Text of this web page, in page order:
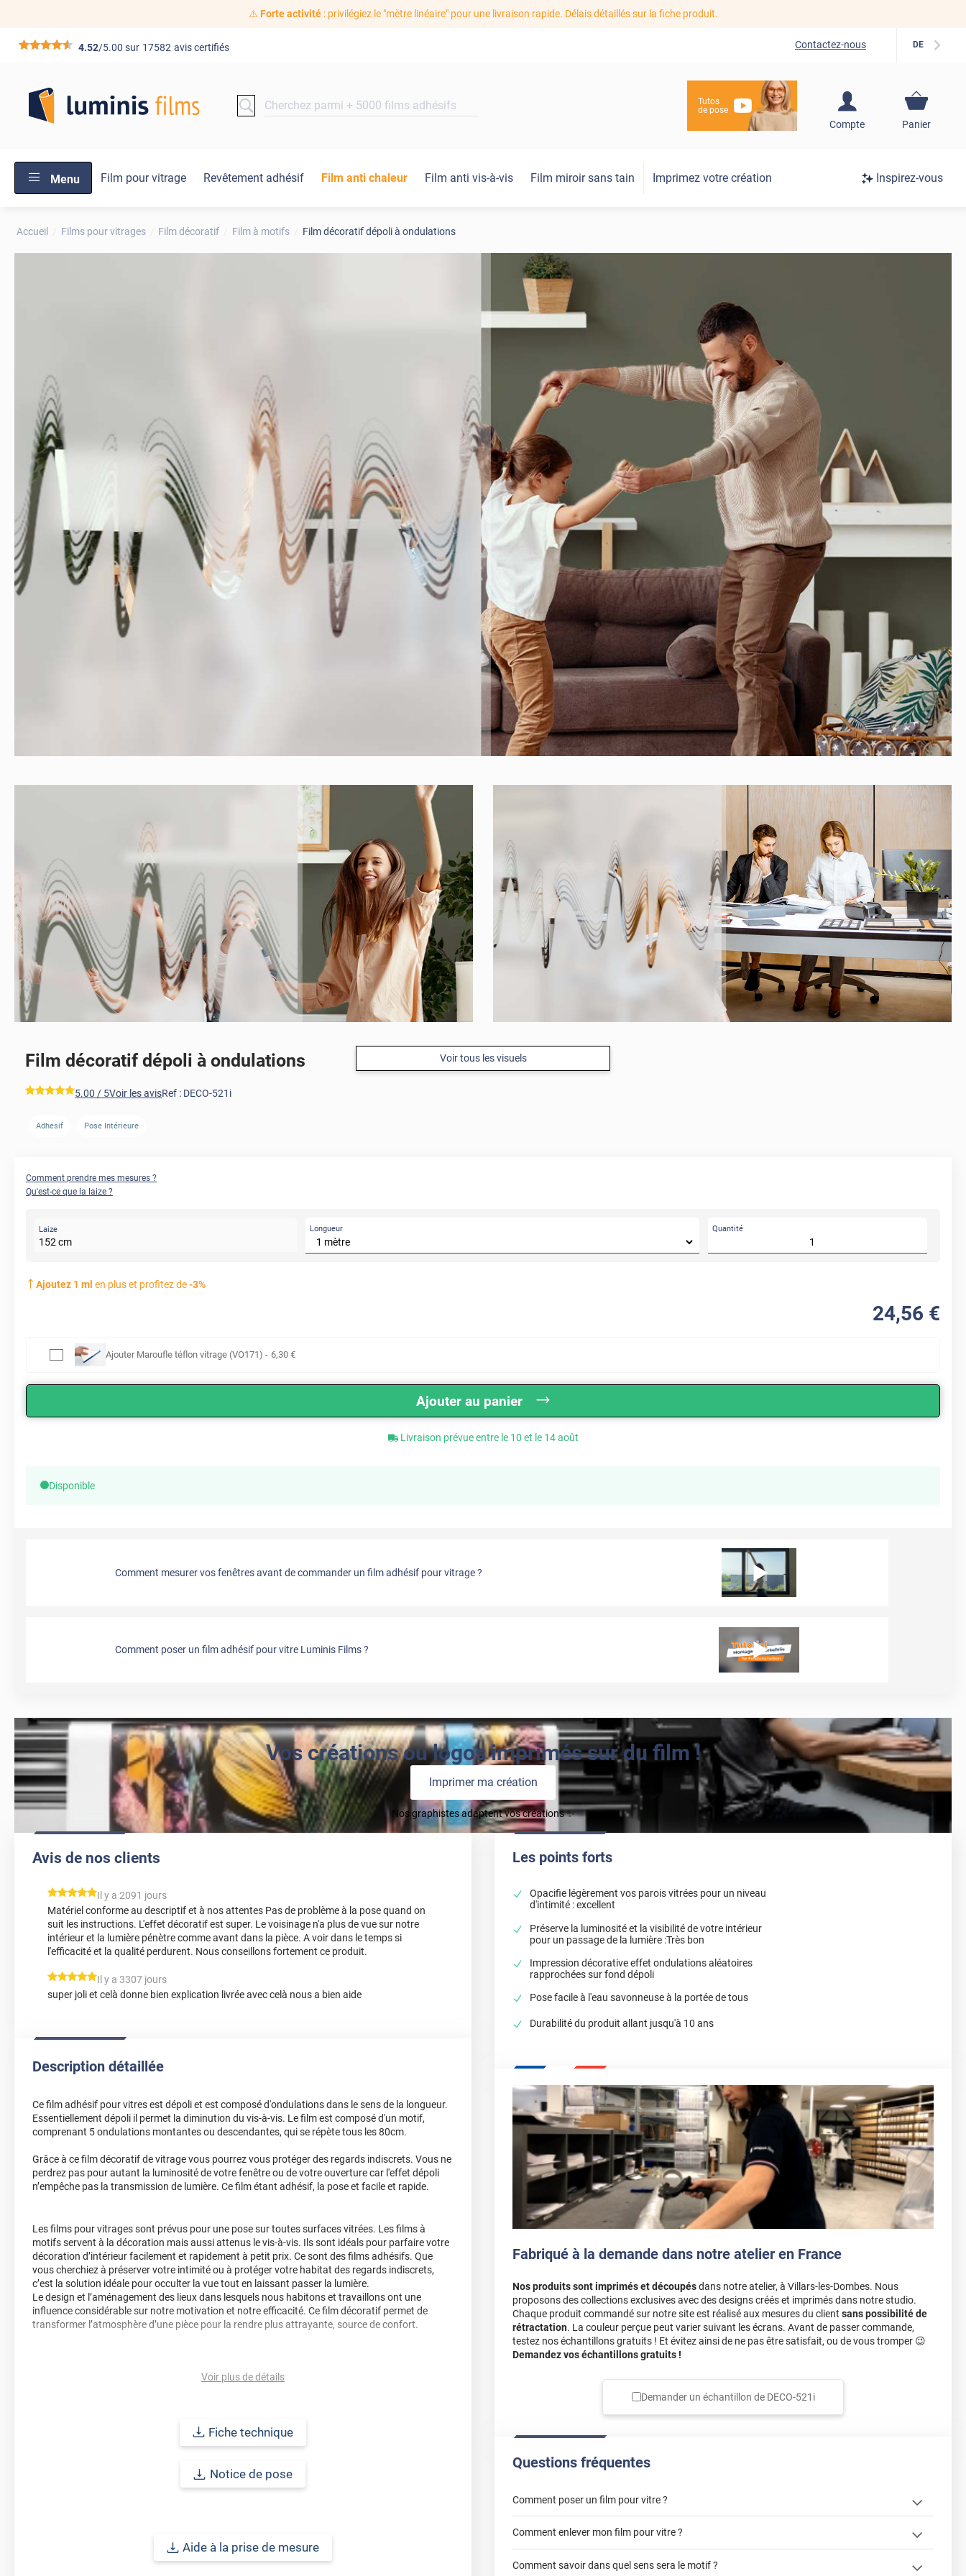
⚠️ Forte activité: privilégiez le "mètre linéaire" pour une livraison rapide. Délais détaillés sur la fiche produit.
*****4.52/5.00 sur 17582 avis certifiés Contactez-nous DE
Tutos
de pose
Compte
S'inscrire / Se
Panier
Menu Film pour vitrage Revêtement adhésif Film anti chaleur Film anti vis-à-vis Film miroir sans tain Imprimez votre création Inspirez-vous
Accueil Films pour vitrages Film décoratif Film à motifs Film décoratif dépoli à ondulations
Voir tous les visuels
Film décoratif dépoli à ondulations
*****
5.00 / 5Voir les avisRef : DECO-521i
Adhesif Pose Intérieure
Comment prendre mes mesures ?
Qu'est-ce que la laize ?
Laize
152cm
Longueur Quantité
Ajoutez 1 ml en plus et profitez de-3%
24,56 €
Ajouter Maroufle téflon vitrage (VO171) - 6,30 €
Ajouter au panier
Livraison prévue entre le 10 et le 14 août
Disponible
Comment mesurer vos fenêtres avant de commander un film adhésif pour vitrage ?
Comment poser un film adhésif pour vitre Luminis Films ?
Vos créations ou logos imprimés sur du film !
Imprimer ma création
Nos graphistes adaptent vos créations ✨
Avis de nos clients
*****
Il y a 2091 jours
Matériel conforme au descriptif et à nos attentes Pas de problème à la pose quand on
suit les instructions. L'effet décoratif est super. Le voisinage n'a plus de vue sur notre
intérieur et la lumière pénètre comme avant dans la pièce. A voir dans le temps si
l'efficacité et la qualité perdurent. Nous conseillons fortement ce produit.
*****
Il y a 3307 jours
super joli et celà donne bien explication livrée avec celà nous a bien aide
Description détaillée
Ce film adhésif pour vitres est dépoli et est composé d'ondulations dans le sens de la longueur.
Essentiellement dépoli il permet la diminution du vis-à-vis. Le film est composé d'un motif,
comprenant 5 ondulations montantes ou descendantes, qui se répète tous les 80cm.
Grâce à ce film décoratif de vitrage vous pourrez vous protéger des regards indiscrets. Vous ne
perdrez pas pour autant la luminosité de votre fenêtre ou de votre ouverture car l'effet dépoli
n’empêche pas la transmission de lumière. Ce film étant adhésif, la pose et facile et rapide.
Les films pour vitrages sont prévus pour une pose sur toutes surfaces vitrées. Les films à
motifs servent à la décoration mais aussi attenus le vis-à-vis. Ils sont idéals pour parfaire votre
décoration d’intérieur facilement et rapidement à petit prix. Ce sont des films adhésifs. Que
vous cherchiez à préserver votre intimité ou à protéger votre habitat des regards indiscrets,
c’est la solution idéale pour occulter la vue tout en laissant passer la lumière.
Le design et l’aménagement des lieux dans lesquels nous habitons et travaillons ont une
influence considérable sur notre motivation et notre efficacité. Ce film décoratif permet de
transformer l’atmosphère d’une pièce pour la rendre plus attrayante, source de confort.
: Pour un meilleur aperçu des films n’hésitez pas à nous contacter
pour une demande d’échantillon gratuit.
Voir plus de détails
Fiche technique
Notice de pose
Aide à la prise de mesure
Les points forts
Opacifie légèrement vos parois vitrées pour un niveau
d'intimité : excellent
Préserve la luminosité et la visibilité de votre intérieur
pour un passage de la lumière :Très bon
Impression décorative effet ondulations aléatoires
rapprochées sur fond dépoli
Pose facile à l'eau savonneuse à la portée de tous
Durabilité du produit allant jusqu'à 10 ans
Fabriqué à la demande dans notre atelier en France
Nos produits sont imprimés et découpésdans notre atelier, à Villars-les-Dombes. Nous
proposons des collections exclusives avec des designs créés et imprimés dans notre studio.
Chaque produit commandé sur notre site est réalisé aux mesures du client sans possibilité de
rétractation. La couleur perçue peut varier suivant les écrans. Avant de passer commande,
testez nos échantillons gratuits ! Et évitez ainsi de ne pas être satisfait, ou de vous tromper 😉
Demandez vos échantillons gratuits !
Demander un échantillon de DECO-521i
Questions fréquentes
Comment poser un film pour vitre ?
Comment enlever mon film pour vitre ?
Comment savoir dans quel sens sera le motif ?